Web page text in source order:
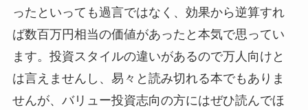
ったといっても過言ではなく、効果から逆算すれ
ば数百万円相当の価値があったと本気で思ってい
ます。投資スタイルの違いがあるので万人向けと
は言えませんし、易々と読み切れる本でもありま
せんが、バリュー投資志向の方にはぜひ読んでほ